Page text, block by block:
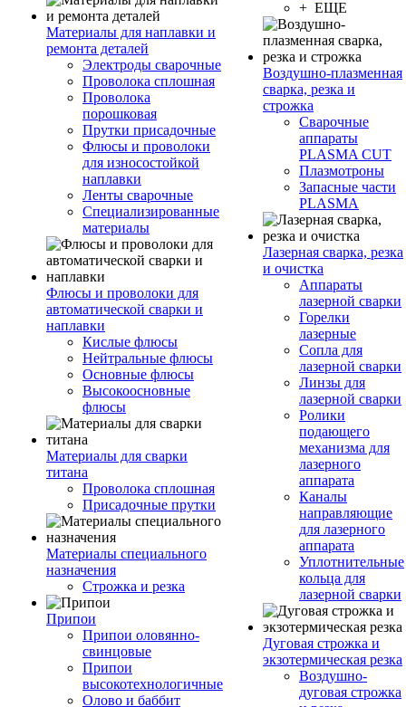
Материалы для наплавки и
ремонта деталей
Электроды сварочные
Проволока сплошная
Проволока
порошковая
Прутки присадочные
Флюсы и проволоки
для износостойкой
наплавки
Ленты сварочные
Специализированные
материалы
Флюсы и проволоки для
автоматической сварки и
наплавки
Кислые флюсы
Нейтральные флюсы
Основные флюсы
Высокоосновные
флюсы
Материалы для сварки
титана
Проволока сплошная
Присадочные прутки
Материалы специального
назначения
Строжка и резка
Припои
Припои оловянно-
свинцовые
Припои
высокотехнологичные
Олово и баббит
+ ЕЩЕ
Воздушно-плазменная
сварка, резка и
строжка
Сварочные
аппараты
PLASMA CUT
Плазмотроны
Запасные части
PLASMA
Лазерная сварка, резка
и очистка
Аппараты
лазерной сварки
Горелки
лазерные
Сопла для
лазерной сварки
Линзы для
лазерной сварки
Ролики
подающего
механизма для
лазерного
аппарата
Каналы
направляющие
для лазерного
аппарата
Уплотнительные
кольца для
лазерной сварки
Дуговая строжка и
экзотермическая резка
Воздушно-
дуговая строжка